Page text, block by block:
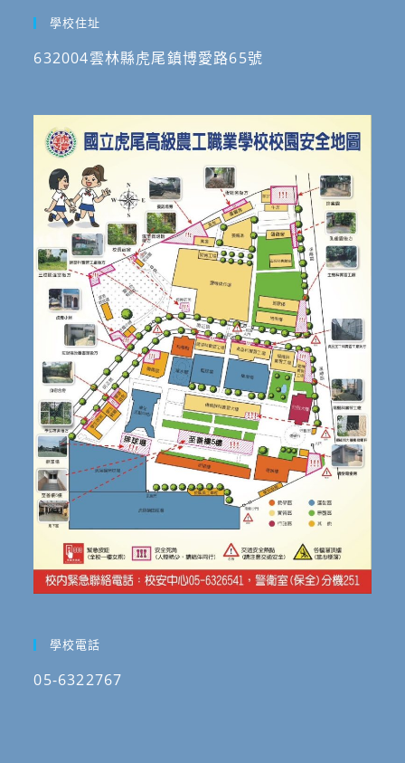
學校住址
632004雲林縣虎尾鎮博愛路65號
學校電話
05-6322767